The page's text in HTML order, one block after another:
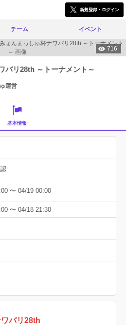
新規登録・ログイン
チーム イベント
716
バリ28th ～トーナメント～
運営
基本情報
〜 04/19 00:00
〜 04/18 21:30
バリ28th